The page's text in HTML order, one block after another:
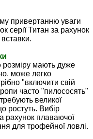
привертанню уваги
серії Титан за рахунок
розміру мають дуже
може легко
"включити свій
часто "пилососять"
великої
ростуть. Вибір
рахунок плаваючої
для трофейної ловлі.